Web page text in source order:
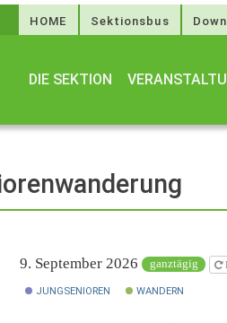
HOME Sektionsbus
DIE SEKTION
9. September 2026 ganztägig
JUNGSENIOREN WANDERN